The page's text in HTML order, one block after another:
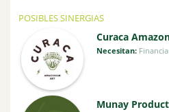
POSIBLES SINERGIAS
Curaca
Necesitan:
Munay